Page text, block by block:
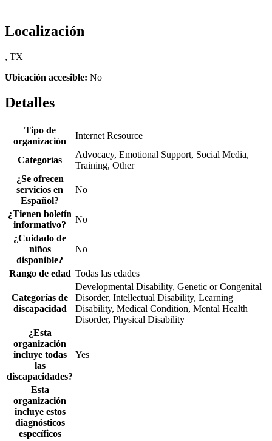
Localización
, TX
Ubicación accesible: No
Detalles
Tipo de
organización
Internet Resource
Categorías
Advocacy, Emotional Support, Social Media,
Training, Other
¿Se ofrecen
servicios en
Español?
No
¿Tienen boletín
informativo?
No
¿Cuidado de
niños
disponible?
No
Rango de edad Todas las edades
Categorías de
discapacidad
Developmental Disability, Genetic or Congenital
Disorder, Intellectual Disability, Learning
Disability, Medical Condition, Mental Health
Disorder, Physical Disability
¿Esta
organización
incluye todas
las
discapacidades?
Yes
Esta
organización
incluye estos
diagnósticos
específicos